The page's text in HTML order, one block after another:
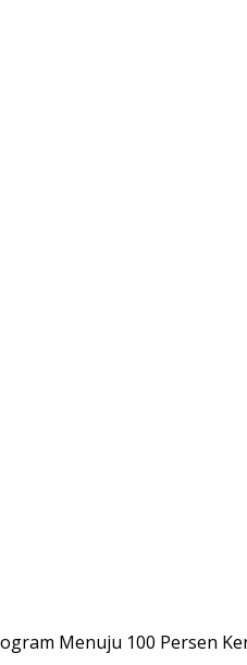
Menuju 100 Persen